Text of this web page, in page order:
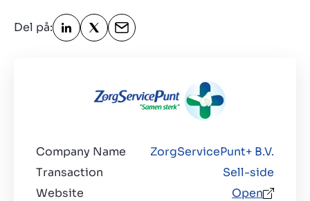
Kontakt
DK
Del på:
Company Name
ZorgServicePunt+ B.V.
Transaction
Sell-side
Website
Open